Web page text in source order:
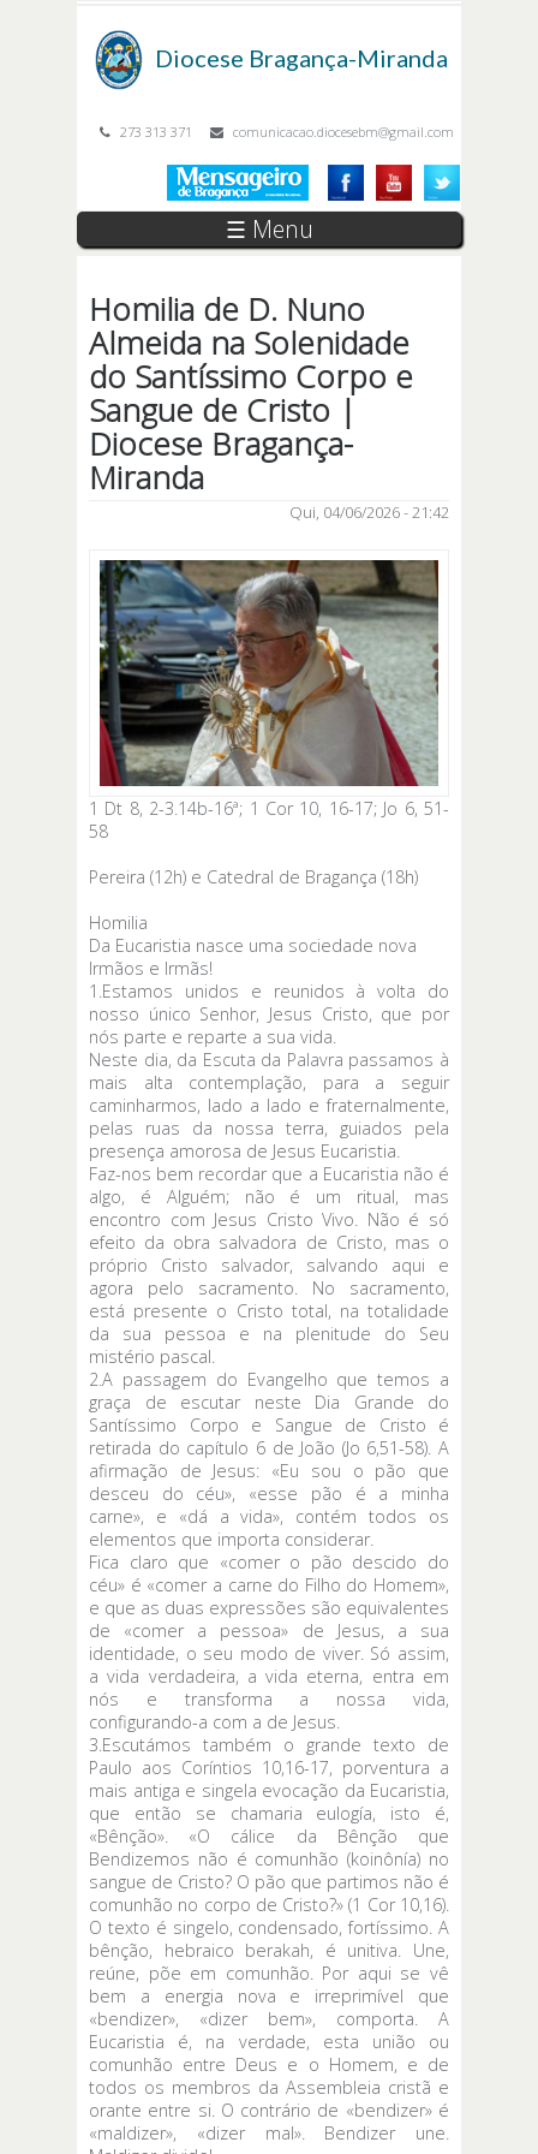
Diocese Bragança-Miranda
273 313 371 comunicacao.diocesebm@gmail.com
☰ Menu
Homilia de D. Nuno
Almeida na Solenidade
do Santíssimo Corpo e
Sangue de Cristo |
Diocese Bragança-
Miranda
Qui, 04/06/2026 - 21:42
1 Dt 8, 2-3.14b-16ª; 1 Cor 10, 16-17; Jo 6, 51-
58
Pereira (12h) e Catedral de Bragança (18h)
Homilia
Da Eucaristia nasce uma sociedade nova
Irmãos e Irmãs!
1.Estamos unidos e reunidos à volta do
nosso único Senhor, Jesus Cristo, que por
nós parte e reparte a sua vida.
Neste dia, da Escuta da Palavra passamos à
mais alta contemplação, para a seguir
caminharmos, lado a lado e fraternalmente,
pelas ruas da nossa terra, guiados pela
presença amorosa de Jesus Eucaristia.
Faz-nos bem recordar que a Eucaristia não é
algo, é Alguém; não é um ritual, mas
encontro com Jesus Cristo Vivo. Não é só
efeito da obra salvadora de Cristo, mas o
próprio Cristo salvador, salvando aqui e
agora pelo sacramento. No sacramento,
está presente o Cristo total, na totalidade
da sua pessoa e na plenitude do Seu
mistério pascal.
2.A passagem do Evangelho que temos a
graça de escutar neste Dia Grande do
Santíssimo Corpo e Sangue de Cristo é
retirada do capítulo 6 de João (Jo 6,51-58). A
afirmação de Jesus: «Eu sou o pão que
desceu do céu», «esse pão é a minha
carne», e «dá a vida», contém todos os
elementos que importa considerar.
Fica claro que «comer o pão descido do
céu» é «comer a carne do Filho do Homem»,
e que as duas expressões são equivalentes
de «comer a pessoa» de Jesus, a sua
identidade, o seu modo de viver. Só assim,
a vida verdadeira, a vida eterna, entra em
nós e transforma a nossa vida,
configurando-a com a de Jesus.
3.Escutámos também o grande texto de
Paulo aos Coríntios 10,16-17, porventura a
mais antiga e singela evocação da Eucaristia,
que então se chamaria eulogía, isto é,
«Bênção». «O cálice da Bênção que
Bendizemos não é comunhão (koinônía) no
sangue de Cristo? O pão que partimos não é
comunhão no corpo de Cristo?» (1 Cor 10,16).
O texto é singelo, condensado, fortíssimo. A
bênção, hebraico berakah, é unitiva. Une,
reúne, põe em comunhão. Por aqui se vê
bem a energia nova e irreprimível que
«bendizer», «dizer bem», comporta. A
Eucaristia é, na verdade, esta união ou
comunhão entre Deus e o Homem, e de
todos os membros da Assembleia cristã e
orante entre si. O contrário de «bendizer» é
«maldizer», «dizer mal». Bendizer une.